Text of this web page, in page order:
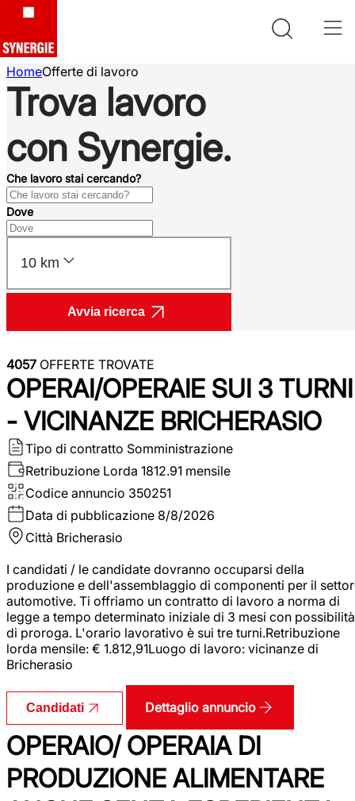
HomeOfferte di lavoro
Trova lavoro
con Synergie.
Che lavoro stai cercando?
Dove
10 km
Avvia ricerca
4057 OFFERTE TROVATE
OPERAI/OPERAIE SUI 3 TURNI
- VICINANZE BRICHERASIO
Tipo di contratto Somministrazione
Retribuzione Lorda 1812.91 mensile
Codice annuncio 350251
Data di pubblicazione 8/8/2026
Città Bricherasio
I candidati / le candidate dovranno occuparsi della
produzione e dell'assemblaggio di componenti per il
automotive. Ti offriamo un contratto di lavoro a norma di
legge a tempo determinato iniziale di 3 mesi con possibilità
di proroga. L'orario lavorativo è sui tre turni.Retribuzione
lorda mensile: € 1.812,91Luogo di lavoro: vicinanze di
Bricherasio
Candidati Dettaglio annuncio
OPERAIO/ OPERAIA DI
PRODUZIONE ALIMENTARE